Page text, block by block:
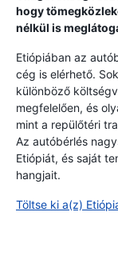
hogy
nélkül is
Etiópiában az
cég is elérhető.
különböző
megfelelően, és
mint a repülőtéri
Az autóbérlés
Etiópiát, és saját
hangjait.
Töltse ki a(z)